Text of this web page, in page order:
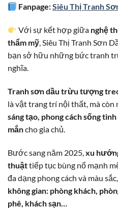
Fanpage:Siêu Thị Tranh
Với sự kết hợp giữa nghệ
thẩm mỹ, Siêu Thị Tranh Sơn
bạn sở hữu những bức tranh
nghĩa.
Tranh sơn dầu trừu tượng
là vật trang trí nội thất, mà còn
sáng tạo, phong cách sống
mắncho gia chủ.
Bước sang năm 2025, xu
thuậttiếp tục bùng nổ mạnh
đa dạng phong cách và màu
không gian: phòng khách,
phê, khách sạn…